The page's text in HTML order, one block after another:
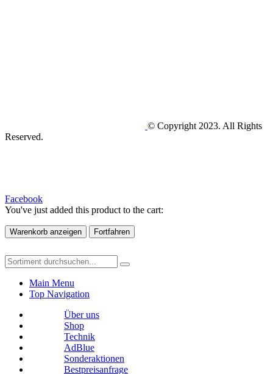
© Copyright 2023. All Rights
Reserved.
Facebook
You've just added this product to the cart:
Warenkorb anzeigen Fortfahren
Main Menu
Top Navigation
Über uns
Shop
Technik
AdBlue
Sonderaktionen
Bestpreisanfrage